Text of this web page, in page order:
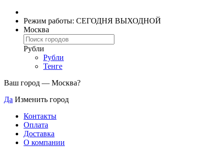
Режим работы: СЕГОДНЯ ВЫХОДНОЙ
Москва
Рубли
Рубли
Тенге
Ваш город — Москва?
Да Изменить город
Контакты
Оплата
Доставка
О компании